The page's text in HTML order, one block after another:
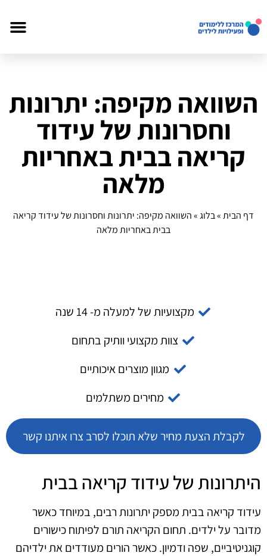
השוואה מקיפה: יתרונות
וחסרונות של עידוד
קריאה בבית באחריות
מלאה
דף הבית»בלוג»השוואה מקיפה: יתרונות וחסרונות של עידוד קריאה
בבית באחריות מלאה
מקצועיות של למעלה מ- 14 שנה
צוות מקצועי וותיק בתחום
מגוון מוצרים איכותיים
מחירים משתלמים
לקבלת הצעת מחיר שלא תוכלו לסרב צרו איתנו קשר
היתרונות של עידוד קריאה בבית
עידוד קריאה בבית מספק יתרונות רבים, במיוחד כאשר
מדובר על ילדים. תחום הקריאה תורם לפיתוח כישורים
קוגניטיביים, שפה ודמיון. כאשר הורים מעודדים את ילדיהם